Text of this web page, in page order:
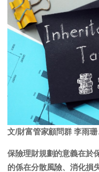
文/財富管家顧問群 李雨
保險理財規劃的意義在於
的係在分散風險、消化損